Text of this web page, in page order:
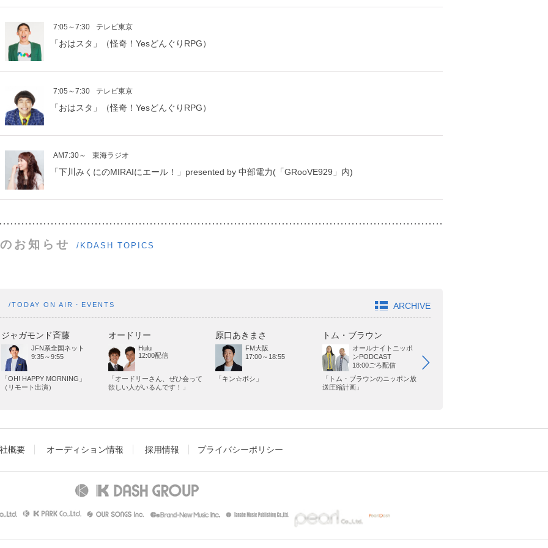
7:05～7:30 テレビ東京
「おはスタ」（怪奇！YesどんぐりRPG）
7:05～7:30 テレビ東京
「おはスタ」（怪奇！YesどんぐりRPG）
AM7:30～ 東海ラジオ
「下川みくにのMIRAIにエール！」presented by 中部電力(「GRooVE929」内)
お知らせ /KDASH TOPICS
/TODAY ON AIR・EVENTS
ジャガモンド斉藤
JFN系全国ネット
9:35～9:55
「OH! HAPPY MORNING」
（リモート出演）
オードリー
Hulu
12:00配信
「オードリーさん、ぜひ会って
欲しい人がいるんです！」
原口あきまさ
FM大阪
17:00～18:55
「キン☆ボシ」
トム・ブラウン
オールナイトニッポ
ンPODCAST
18:00ごろ配信
「トム・ブラウンのニッポン放
送圧縮計画」
ARCHIVE
概要 オーディション情報 採用情報 プライバシーポリシー